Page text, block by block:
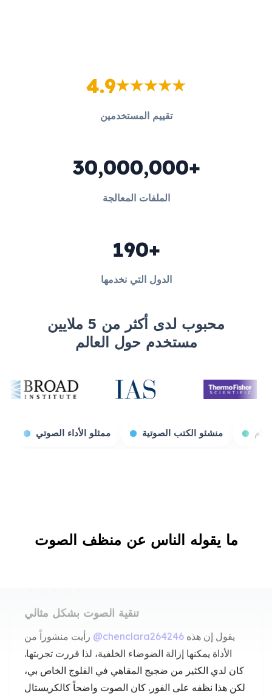
4.9
تقييم المستخدمين
30,000,000+
الملفات المعالجة
190+
الدول التي نخدمها
محبوب لدى أكثر من 5 ملايين
مستخدم حول العالم
بثّاثو الألعاب ممثلو الأداء الصوتي منشئو الكتب الصوتية
ما يقوله الناس عن منظف الصوت
الأداة يمكنها إزالة الضوضاء الخلفية، لذا قررت تجربتها.
كان لدي الكثير من ضجيج المقاهي في الفلوج الخاص بي،
لكن هذا نظفه على الفور. كان الصوت واضحاً كالكريستال
دون فقدان صوتي. أنا معجب جداً، خاصة لمنشئي
المحتوى!